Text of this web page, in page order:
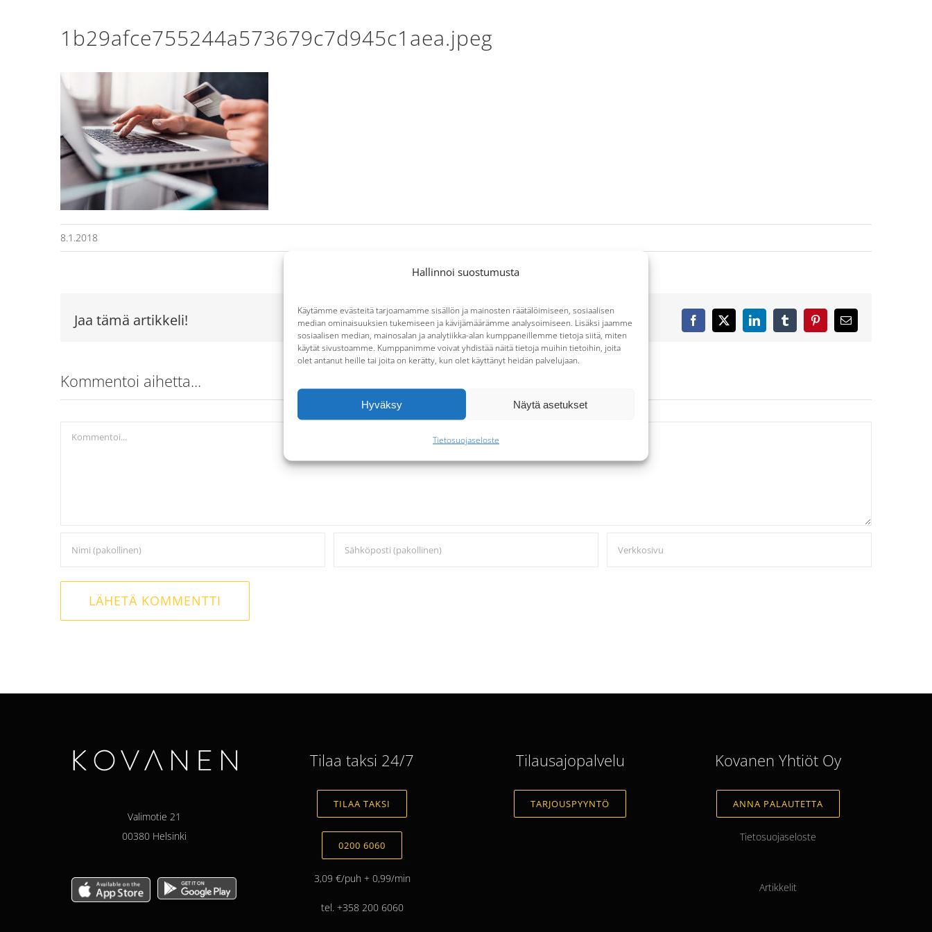
Hallinnoi suostumusta
Käytämme evästeitä tarjoamamme sisällön ja mainosten räätälöimiseen, sosiaalisen
median ominaisuuksien tukemiseen ja kävijämäärämme analysoimiseen. Lisäksi jaamme
sosiaalisen median, mainosalan ja analytiikka-alan kumppaneillemme tietoja siitä, miten
käytät sivustoamme. Kumppanimme voivat yhdistää näitä tietoja muihin tietoihin, joita
olet antanut heille tai joita on kerätty, kun olet käyttänyt heidän palvelujaan.
Hyväksy Näytä asetukset
Tietosuojaseloste
1b29afce755244a573679c7d945c1aea.jpeg
8.1.2018
Jaa tämä artikkeli! Facebook
X LinkedInTumblrPinterestSähköposti
Kommentoi aihetta...
Kommentti
Valimotie 21
00380 Helsinki
Tilaa taksi 24/7
TILAA TAKSI
0200 6060
3,09 €/puh + 0,99/min
tel. +358 200 6060
Tilausajopalvelu
TARJOUSPYYNTÖ
Kovanen Yhtiöt Oy
ANNA PALAUTETTA
Tietosuojaseloste
Artikkelit